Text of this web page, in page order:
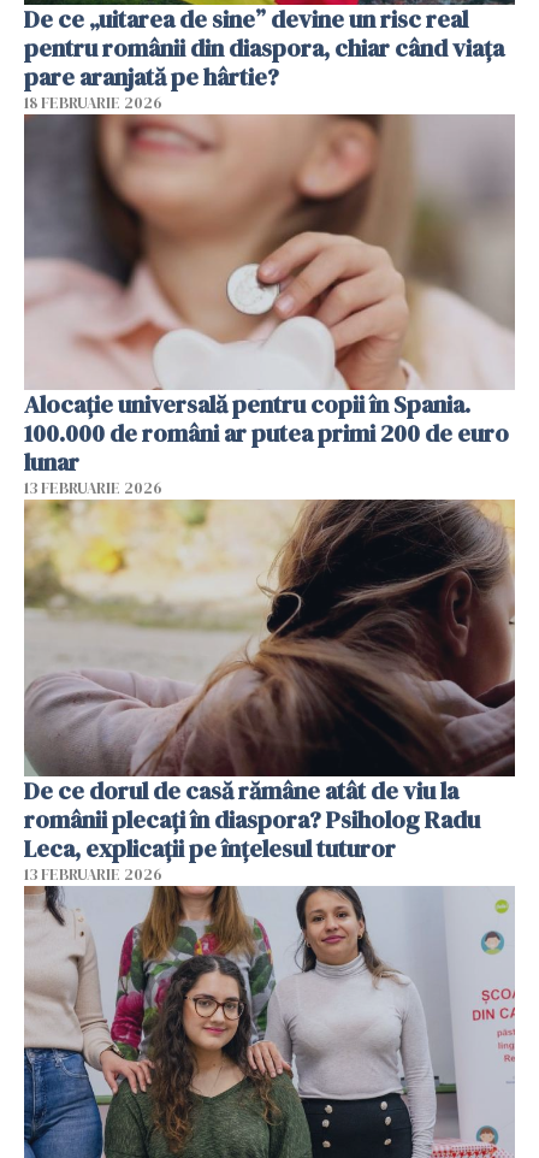
De ce „uitarea de sine” devine un risc real
pentru românii din diaspora, chiar când viața
pare aranjată pe hârtie?
18 FEBRUARIE 2026
Alocație universală pentru copii în Spania.
100.000 de români ar putea primi 200 de euro
lunar
13 FEBRUARIE 2026
De ce dorul de casă rămâne atât de viu la
românii plecați în diaspora? Psiholog Radu
Leca, explicații pe înțelesul tuturor
13 FEBRUARIE 2026